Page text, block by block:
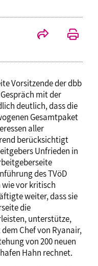
Vorsitzende der dbb
mit der
deutlich, dass die
Gesamtpaket
aller
berücksichtigt
Unfrieden in
des TVöD
vor kritisch
weiter, dass sie
die
unterstütze,
Chef von Ryanair,
von 200 neuen
Hahn rechnet.